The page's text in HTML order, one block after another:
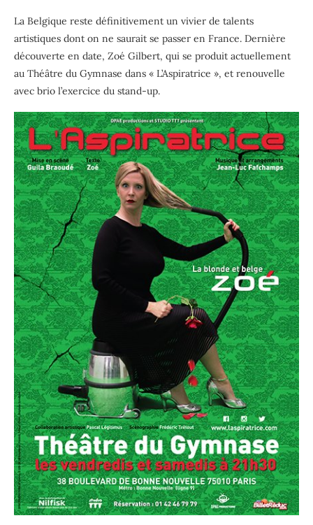
La Belgique reste définitivement un vivier de talents
artistiques dont on ne saurait se passer en France. Dernière
découverte en date, Zoé Gilbert, qui se produit actuellement
au Théâtre du Gymnase dans « L’Aspiratrice », et renouvelle
avec brio l’exercice du stand-up.